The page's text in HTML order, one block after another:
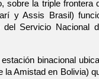
sobre la triple
y Assis Brasil)
Servicio Nacional
binacional
la Amistad en Bolivia)